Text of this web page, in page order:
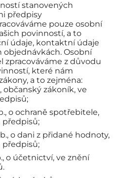
stanovených
předpisy
pouze osobní
povinností, a to
údaje, kontaktní údaje
objednávkách. Osobní
zpracováváme z důvodu
které nám
a to zejména:
občanský zákoník, ve
o ochraně spotřebitele,
předpisů;
o dani z přidané hodnoty,
předpisů;
o účetnictví, ve znění